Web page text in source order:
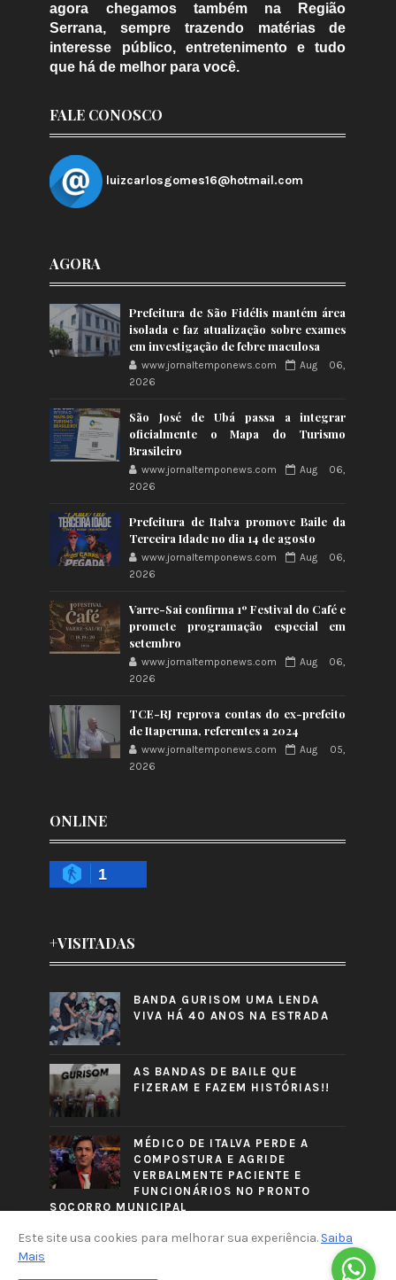
agora chegamos também na Região
Serrana, sempre trazendo matérias de
interesse público, entretenimento e tudo
que há de melhor para você.
FALE CONOSCO
luizcarlosgomes16@hotmail.com
AGORA
Prefeitura de São Fidélis mantém área
isolada e faz atualização sobre exames
em investigação de febre maculosa
www.jornaltemponews.com
Aug 06,
2026
São José de Ubá passa a integrar
oficialmente o Mapa do Turismo
Brasileiro
www.jornaltemponews.com
Aug 06,
2026
Prefeitura de Italva promove Baile da
Terceira Idade no dia 14 de agosto
www.jornaltemponews.com
Aug 06,
2026
Varre-Sai confirma 1º Festival do Café e
promete programação especial em
setembro
www.jornaltemponews.com
Aug 06,
2026
TCE-RJ reprova contas do ex-prefeito
de Itaperuna, referentes a 2024
www.jornaltemponews.com
Aug 05,
2026
ONLINE
1
+VISITADAS
BANDA GURISOM UMA LENDA
VIVA HÁ 40 ANOS NA ESTRADA
AS BANDAS DE BAILE QUE
FIZERAM E FAZEM HISTÓRIAS!!
MÉDICO DE ITALVA PERDE A
COMPOSTURA E AGRIDE
VERBALMENTE PACIENTE E
FUNCIONÁRIOS NO PRONTO
SOCORRO MUNICIPAL
Este site usa cookies para melhorar sua experiência. Saiba
Mais